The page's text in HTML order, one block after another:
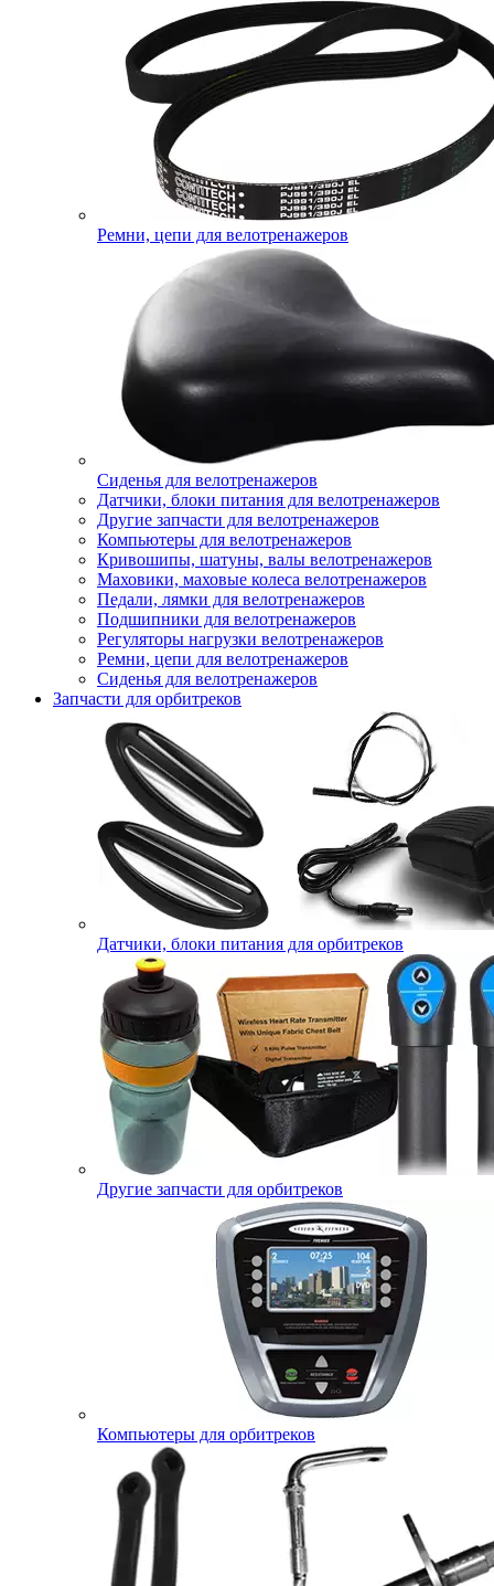
Ремни, цепи для велотренажеров
Сиденья для велотренажеров
Датчики, блоки питания для велотренажеров
Другие запчасти для велотренажеров
Компьютеры для велотренажеров
Кривошипы, шатуны, валы велотренажеров
Маховики, маховые колеса велотренажеров
Педали, лямки для велотренажеров
Подшипники для велотренажеров
Регуляторы нагрузки велотренажеров
Ремни, цепи для велотренажеров
Сиденья для велотренажеров
Запчасти для орбитреков
Датчики, блоки питания для орбитреков
Другие запчасти для орбитреков
Компьютеры для орбитреков